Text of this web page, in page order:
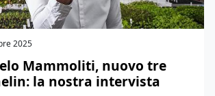
2025
Mammoliti, nuovo tre
la nostra intervista